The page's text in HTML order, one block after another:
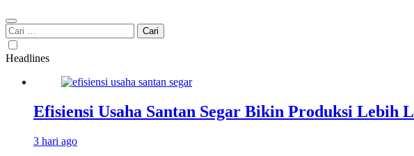
Cari
untuk:
Headlines
Efisiensi Usaha Santan Segar Bikin Produksi Lebih
3 hari ago